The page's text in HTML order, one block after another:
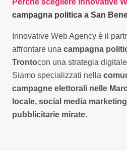
Perché scegliere Innovative
campagna politica a San
Innovative Web Agency è il
affrontare una campagna
Trontocon una strategia
Siamo specializzati nella
campagne elettorali nelle
locale, social media
pubblicitarie mirate.